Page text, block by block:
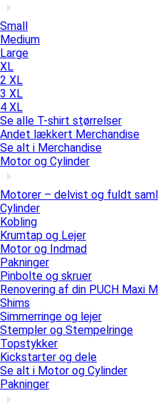
Small
Medium
Large
XL
2 XL
3 XL
4 XL
Se alle T-shirt størrelser
Andet lækkert Merchandise
Se alt i Merchandise
Motor og Cylinder
Motorer – delvist og fuldt
Cylinder
Kobling
Krumtap og Lejer
Motor og Indmad
Pakninger
Pinbolte og skruer
Renovering af din PUCH Maxi
Shims
Simmerringe og lejer
Stempler og Stempelringe
Topstykker
Kickstarter og dele
Se alt i Motor og Cylinder
Pakninger